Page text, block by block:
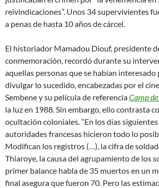
reivindicaciones”. Unos 34 supervivientes
a penas de hasta 10 años de cárcel.
El historiador Mamadou Diouf, presidente
conmemoración, recordó durante su
aquellas personas que se habían
divulgar lo sucedido, encabezadas por el
Sembene y su película de referenciaCamp
la luz en 1988. Sin embargo, ello contrasta
ocultación coloniales. “En los días siguientes
autoridades francesas hicieron todo lo
Modifican los registros (…), la cifra de
Thiaroye, la causa del agrupamiento de los
primer balance habla de 35 muertos en un
final asegura que fueron 70. Pero las